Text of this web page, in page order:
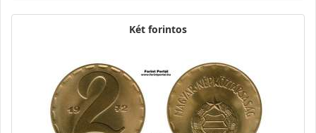
Két forintos